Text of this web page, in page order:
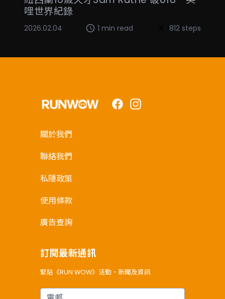
哩世界紀錄
2026.02.04 1 min read 812 steps
FacebookInstagram
關於我們
聯絡我們
私隱政策
使用條款
廣告查詢
訂閱最新通訊
緊貼《RUN WOW》活動、新聞及資訊
電郵